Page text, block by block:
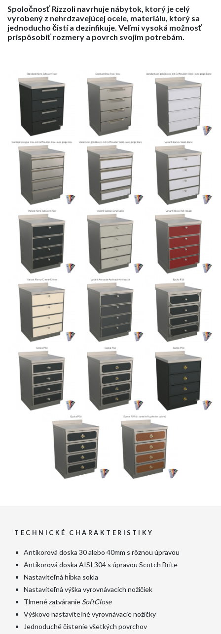
SPOLOČNOSŤ
VÝROBKY
KATALOGY
SPRÁVY
MEDIA
KONTAKTY
VYHRADENÁ OBLASŤ
Spoločnosť Rizzoli navrhuje nábytok, ktorý je celý
vyrobený z nehrdzavejúcej ocele, materiálu, ktorý sa
jednoducho čistí a dezinfikuje. Veľmi vysoká možnosť
prispôsobiť rozmery a povrch svojim potrebám.
TECHNICKÉ CHARAKTERISTIKY
Antikorová doska 30 alebo 40mm s rôznou úpravou
Antikorová doska AISI 304 s úpravou Scotch Brite
Nastaviteľná hĺbka sokla
Nastaviteľná výška vyrovnávacích nožičiek
Tlmené zatváranie SoftClose
Výškovo nastaviteľné vyrovnávacie nožičky
Jednoduché čistenie všetkých povrchov